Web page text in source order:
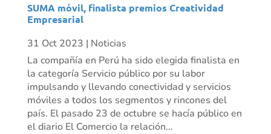
SUMA móvil, finalista premios Creatividad
Empresarial
31 Oct 2023 | Noticias
La compañía en Perú ha sido elegida finalista en
la categoría Servicio público por su labor
impulsando y llevando conectividad y servicios
móviles a todos los segmentos y rincones del
país. El pasado 23 de octubre se hacía público en
el diario El Comercio la relación...